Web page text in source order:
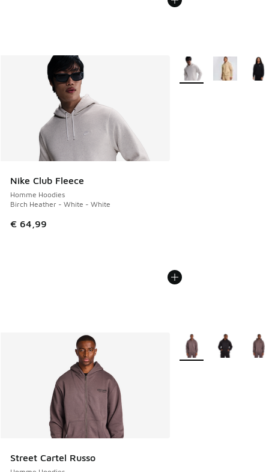
Nike Club Fleece
Homme Hoodies
Birch Heather - White - White
€ 64,99
Plus de couleurs
Street Cartel Russo
Plus de couleurs